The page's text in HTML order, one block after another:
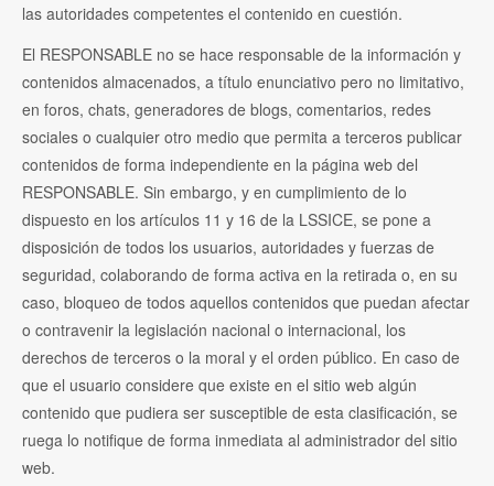
las autoridades competentes el contenido en cuestión.
El RESPONSABLE no se hace responsable de la información y
contenidos almacenados, a título enunciativo pero no limitativo,
en foros, chats, generadores de blogs, comentarios, redes
sociales o cualquier otro medio que permita a terceros publicar
contenidos de forma independiente en la página web del
RESPONSABLE. Sin embargo, y en cumplimiento de lo
dispuesto en los artículos 11 y 16 de la LSSICE, se pone a
disposición de todos los usuarios, autoridades y fuerzas de
seguridad, colaborando de forma activa en la retirada o, en su
caso, bloqueo de todos aquellos contenidos que puedan afectar
o contravenir la legislación nacional o internacional, los
derechos de terceros o la moral y el orden público. En caso de
que el usuario considere que existe en el sitio web algún
contenido que pudiera ser susceptible de esta clasificación, se
ruega lo notifique de forma inmediata al administrador del sitio
web.